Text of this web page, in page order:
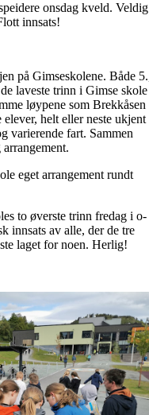
onsdag kveld. Veldig
innsats!
på Gimseskolene. Både
laveste trinn i Gimse skole
løypene som Brekkåsen
helt eller neste ukjent
varierende fart. Sammen
eget arrangement rundt
to øverste trinn fredag i o-
innsats av alle, der de tre
laget for noen. Herlig!